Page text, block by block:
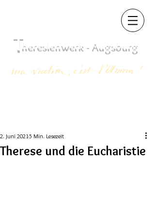
Theresienwerk - Augsburg
Therese und die Eucharistie
2. Juni 20215 Min. Lesezeit